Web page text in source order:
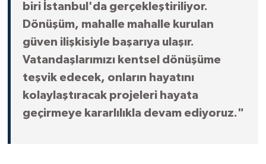
biri İstanbul'da gerçekleştiriliyor.
Dönüşüm, mahalle mahalle kurulan
güven ilişkisiyle başarıya ulaşır.
Vatandaşlarımızı kentsel dönüşüme
teşvik edecek, onların hayatını
kolaylaştıracak projeleri hayata
geçirmeye kararlılıkla devam ediyoruz."